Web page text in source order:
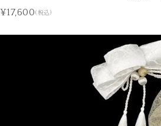
¥17,600(税込)